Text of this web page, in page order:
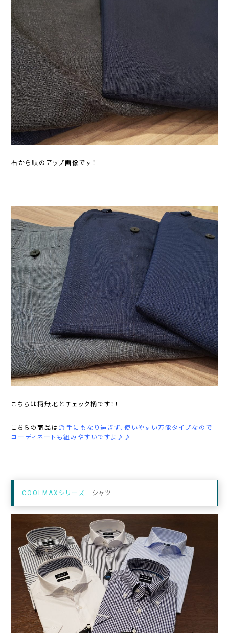
右から順のアップ画像です！
こちらは柄無地とチェック柄です！！
こちらの商品は派手にもなり過ぎず、使いやすい万能タイプなので
コーディネートも組みやすいですよ♪♪
COOLMAXシリーズ シャツ